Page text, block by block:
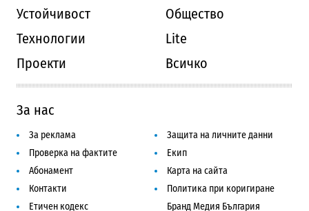
Устойчивост
Общество
Технологии
Lite
Проекти
Всичко
За нас
За реклама
Защита на личните данни
Проверка на фактите
Екип
Абонамент
Карта на сайта
Контакти
Политика при коригиране
Етичен кодекс
Бранд Медия България